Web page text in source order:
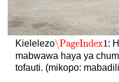
Kielelezo\PageIndex1
\PageIndex1:
mabwawa haya ya
tofauti. (mikopo: